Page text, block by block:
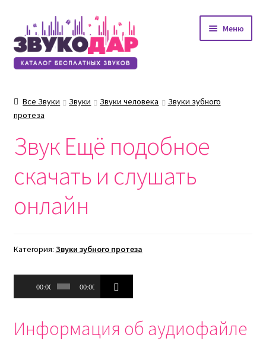
Перейти
к
навигации
Перейти
к
содержимому
Меню
Все Звуки Звуки Звуки человека
Звуки зубного
протеза
Звук Ещё подобное
скачать и слушать
онлайн
Категория: Звуки зубного протеза
Аудиоплеер
00:00 00:00
Информация об аудиофайле